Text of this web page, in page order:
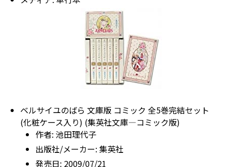
ベルサイユのばら 文庫版 コミック 全5巻完結セット
(化粧ケース入り) (集英社文庫―コミック版)
作者: 池田理代子
出版社/メーカー: 集英社
発売日: 2009/07/21